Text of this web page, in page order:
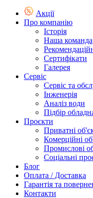
Акції
Про компанію
Історія
Наша команда
Сертифікати
Галерея
Сервіс
Сервіс та
Інженерія
Аналіз води
Підбір
Проєкти
Приватні
Комерційні
Промислові
Соціальні
Блог
Оплата / Доставка
Гарантія та
Контакти